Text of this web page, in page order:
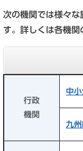
次の機関では様々な
す。詳しくは各機関
行政
機関
中
九